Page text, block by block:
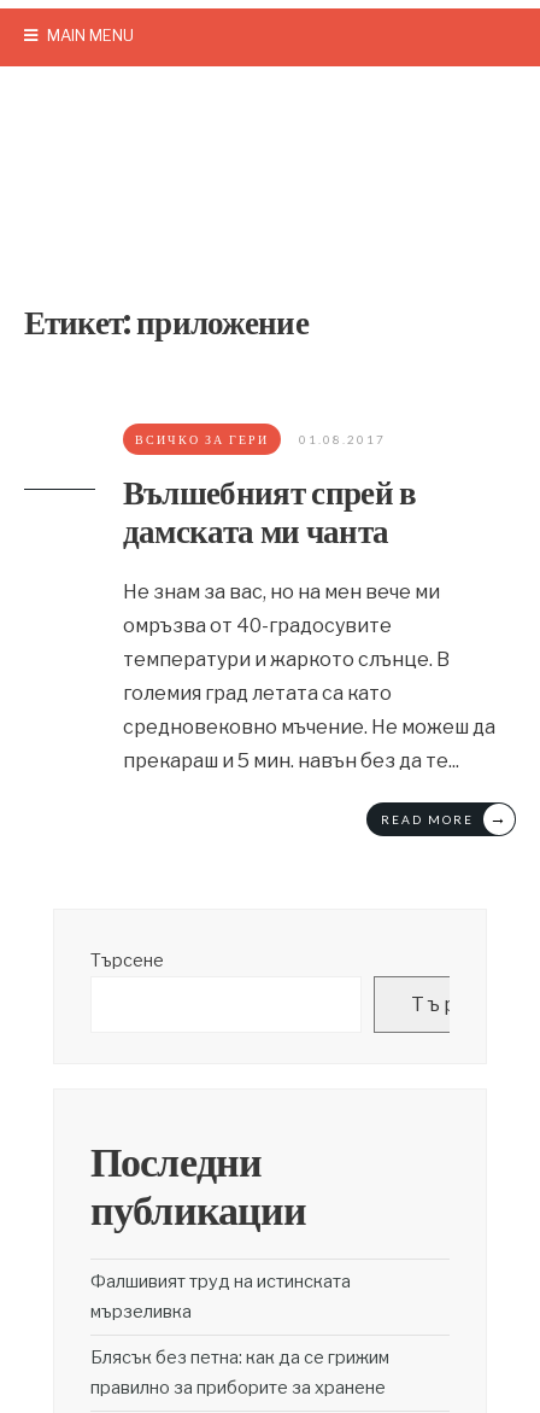
MAIN MENU
Етикет:приложение
ВСИЧКО ЗА ГЕРИ 01.08.2017
Вълшебният спрей в
дамската ми чанта
Не знам за вас, но на мен вече ми
омръзва от 40-градосувите
температури и жаркото слънце. В
големия град летата са като
средновековно мъчение. Не можеш да
прекараш и 5 мин. навън без да те...
READ MORE →
Търсене
Търсене
Последни
публикации
Фалшивият труд на истинската
мързеливка
Блясък без петна: как да се грижим
правилно за приборите за хранене